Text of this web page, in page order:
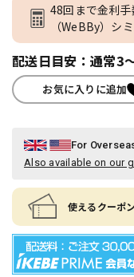
48回まで金利
（WeBBy）シ
配送日目安：通常3
お気に入りに追加
For
Also available on our
使えるクーポ